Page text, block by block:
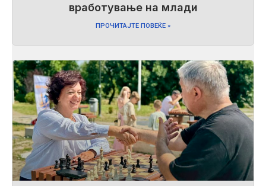
вработување на млади
ПРОЧИТАЈТЕ ПОВЕЌЕ »